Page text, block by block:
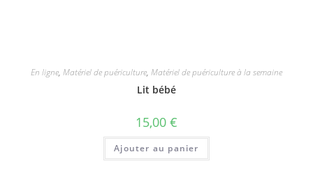
En ligne, Matériel de puériculture, Matériel de puériculture à la semaine
Lit bébé
15,00 €
Ajouter au panier